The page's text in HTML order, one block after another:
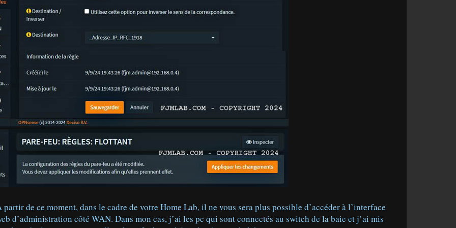
partir de ce moment, dans le cadre de votre Home Lab, il ne vous sera plus possible d’accéder à l’interface
d’administration côté WAN. Dans mon cas, j’ai les pc qui sont connectés au switch de la baie et j’ai mis